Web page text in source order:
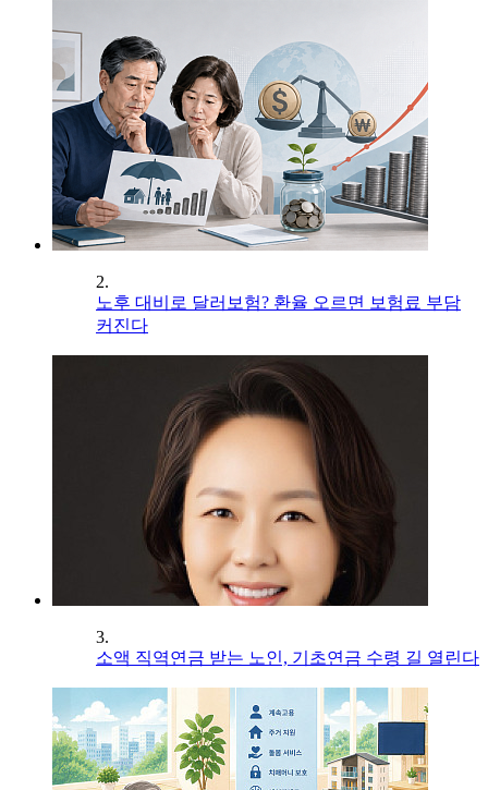
2.
노후 대비로 달러보험? 환율 오르면 보험료 부담
커진다
3.
소액 직역연금 받는 노인, 기초연금 수령 길 열린다